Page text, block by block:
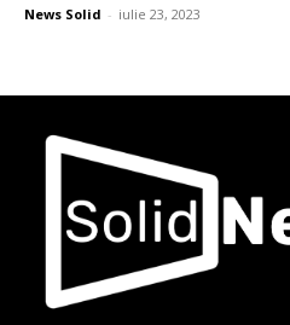
News Solid - iulie 23, 2023